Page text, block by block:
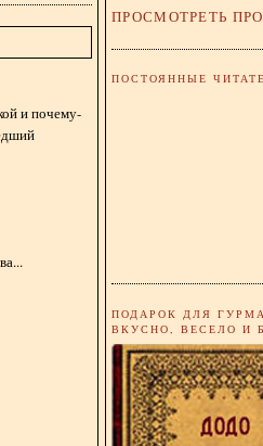
и почему-
ПРОСМОТРЕТЬ
ПОСТОЯННЫЕ
ПОДАРОК ДЛЯ
ВКУСНО, ВЕСЕЛО И